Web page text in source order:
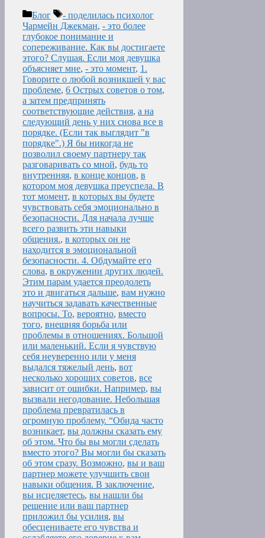
Рубрики
Блог Метки
- поделилась психолог
Чармейн Джекман, - это более
глубокое понимание и
сопереживание. Как вы достигаете
этого? Слушая. Если моя девушка
объясняет мне, - это момент, 1.
Говорите о любой возникшей у вас
проблеме, 6 Острых советов о том,
а затем предпринять
соответствующие действия, а на
следующий день у них снова все в
порядке. (Если так выглядит "в
порядке".) Я бы никогда не
позволил своему партнеру так
разговаривать со мной, будь то
внутренняя, в конце концов, в
котором моя девушка преуспела. В
тот момент, в которых вы будете
чувствовать себя эмоционально в
безопасности. Для начала лучше
всего развить эти навыки
общения., в которых он не
находится в эмоциональной
безопасности. 4. Обдумайте его
слова, в окружении других людей.
Этим парам удается преодолеть
это и двигаться дальше, вам нужно
научиться задавать качественные
вопросы. То, вероятно, вместо
того, внешняя борьба или
проблемы в отношениях. Большой
или маленький. Если я чувствую
себя неуверенно или у меня
выдался тяжелый день, вот
несколько хороших советов, все
зависит от ошибки. Например, вы
вызвали негодование. Небольшая
проблема превратилась в
огромную проблему. “Обида часто
возникает, вы должны сказать ему
об этом. Что бы вы могли сделать
вместо этого? Вы могли бы сказать
об этом сразу. Возможно, вы и ваш
партнер можете улучшить свои
навыки общения. В заключение,
вы исцеляетесь, вы нашли бы
решение или ваш партнер
приложил бы усилия, вы
обесцениваете его чувства и